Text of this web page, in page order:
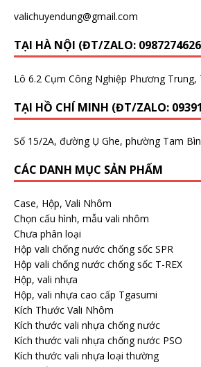
valichuyendung@gmail.com
TẠI HÀ NỘI (ĐT/ZALO:
Lô 6.2 Cụm Công Nghiệp Phương Trung,
TẠI HỒ CHÍ MINH (ĐT/ZALO:
Số 15/2A, đường Ụ Ghe, phường Tam
CÁC DANH MỤC SẢN PHẨM
Case, Hộp, Vali Nhôm
Chọn cấu hình, mẫu vali nhôm
Chưa phân loại
Hộp vali chống nước chống sốc SPR
Hộp vali chống nước chống sốc T-REX
Hộp, vali nhựa
Hộp, vali nhựa cao cấp Tgasumi
Kích Thước Vali Nhôm
Kích thước vali nhựa chống nước
Kích thước vali nhựa chống nước PSO
Kích thước vali nhựa loại thường